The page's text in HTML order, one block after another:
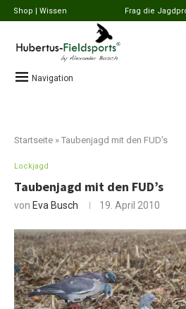
Shop | Wissen Frag die
Navigation
Startseite » Taubenjagd mit den FUD’s
Lockjagd
Taubenjagd mit den FUD’s
von Eva Busch 19. April 2010